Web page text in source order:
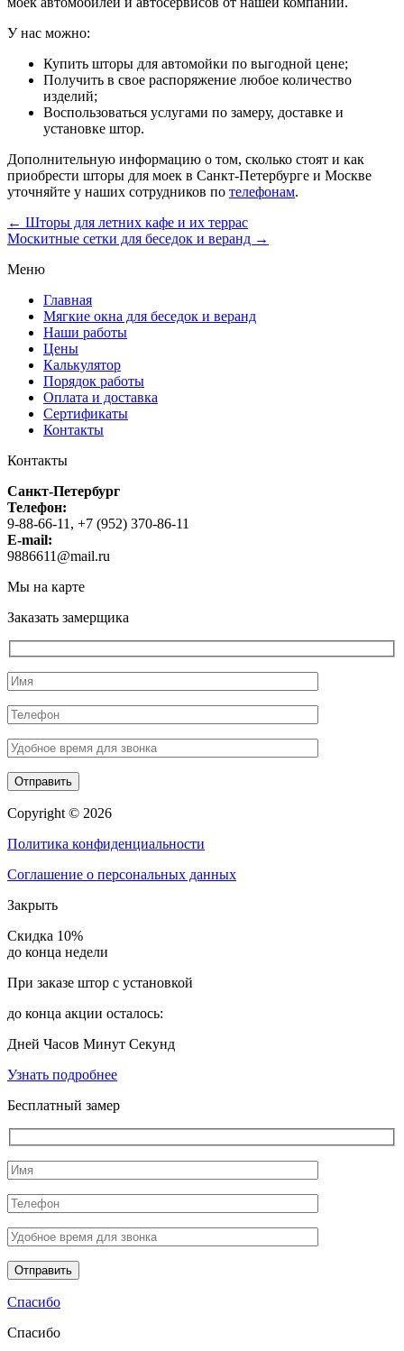
У нас можно:
Купить шторы для автомойки по выгодной цене;
Получить в свое распоряжение любое количество
изделий;
Воспользоваться услугами по замеру, доставке и
установке штор.
Дополнительную информацию о том, сколько стоят и как
приобрести шторы для моек в Санкт-Петербурге и Москве
уточняйте у наших сотрудников по телефонам.
← Шторы для летних кафе и их террас
Москитные сетки для беседок и веранд →
Меню
Главная
Мягкие окна для беседок и веранд
Наши работы
Цены
Калькулятор
Порядок работы
Оплата и доставка
Сертификаты
Контакты
Контакты
Санкт-Петербург
Телефон:
9-88-66-11, +7 (952) 370-86-11
E-mail:
9886611@mail.ru
Мы на карте
Заказать замерщика
Copyright © 2026
Политика конфиденциальности
Соглашение о персональных данных
Закрыть
Скидка 10%
до конца недели
При заказе штор с установкой
до конца акции осталось:
Дней Часов Минут Секунд
Узнать подробнее
Бесплатный замер
Спасибо
Спасибо